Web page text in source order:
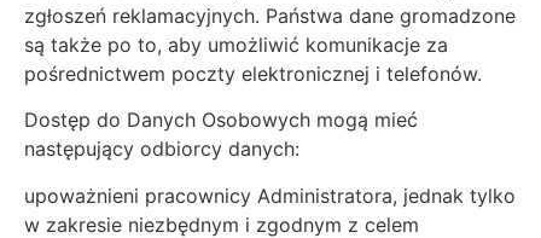
zgłoszeń reklamacyjnych. Państwa dane gromadzone
są także po to, aby umożliwić komunikacje za
pośrednictwem poczty elektronicznej i telefonów.
Dostęp do Danych Osobowych mogą mieć
następujący odbiorcy danych:
upoważnieni pracownicy Administratora, jednak tylko
w zakresie niezbędnym i zgodnym z celem